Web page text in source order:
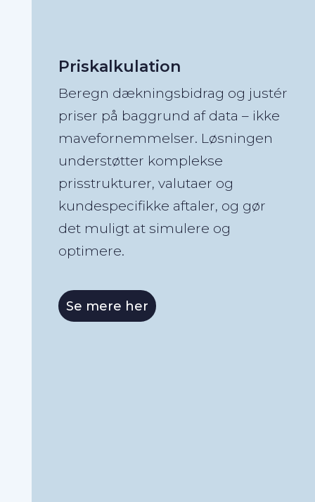
Priskalkulation
Beregn dækningsbidrag og justér
priser på baggrund af data – ikke
mavefornemmelser. Løsningen
understøtter komplekse
prisstrukturer, valutaer og
kundespecifikke aftaler, og gør
det muligt at simulere og
optimere.
Se mere her